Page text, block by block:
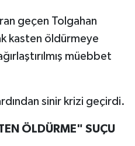
geçen Tolgahan
kasten öldürmeye
müebbet
sinir krizi geçirdi.
ÖLDÜRME" SUÇU